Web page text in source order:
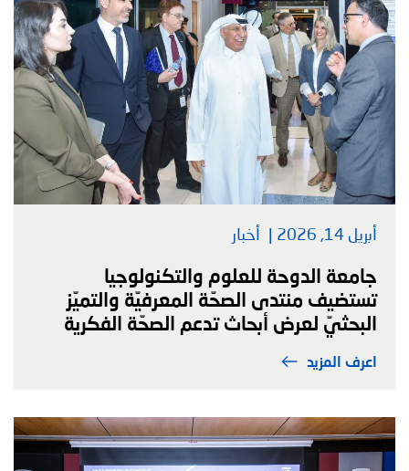
أبريل 14, 2026 أخبار
جامعة الدوحة للعلوم والتكنولوجيا
تستضيف منتدى الصحّة المعرفيّة والتميّز
البحثيّ لعرض أبحاث تدعم الصحّة الفكرية
اعرف المزيد